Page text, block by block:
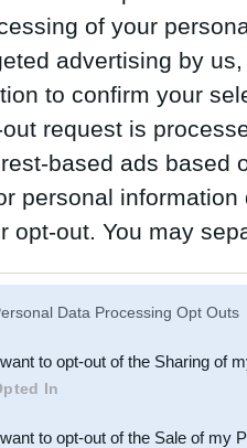
of your
advertising by
to confirm your
request is
based ads based
personal
opt-out. You may
Participants
parties.
Data Processing Opt Outs
to opt-out of the Sharing of
In
to opt-out of the Sale of my